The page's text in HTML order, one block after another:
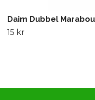
Daim Dubbel
15 kr